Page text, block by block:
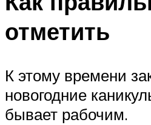
отметить
К этому времени
новогодние
бывает рабочим.